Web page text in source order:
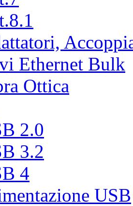
Ethernet Bulk
Ottica
2.0
3.2
4
USB